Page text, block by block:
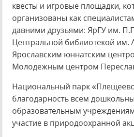
квесты и игровые площадки,
организованы как
давними друзьями: ЯрГУ им.
Центральной библиотекой им.
Ярославским юннатским
Молодежным центром
Национальный парк
благодарность всем
образовательным
участие в природоохранной